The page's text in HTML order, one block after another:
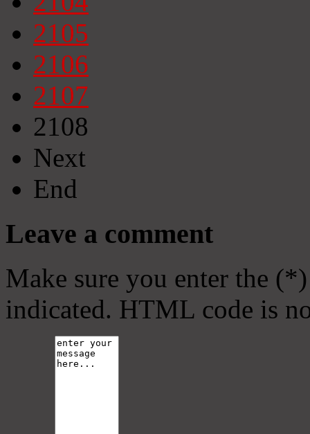
2105
2106
2107
2108
Next
End
Leave a comment
Make sure you enter the
indicated. HTML code is